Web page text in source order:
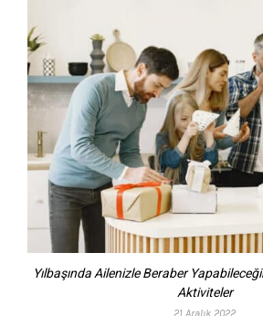
Yılbaşında Ailenizle Beraber
Aktiviteler
21 Aralık 2022